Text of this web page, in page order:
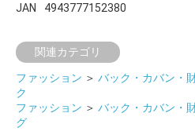
JAN 4943777152380
関連カテゴリ
ファッション ＞ バック・カバン・
ク
ファッション ＞ バック・カバン・
グ